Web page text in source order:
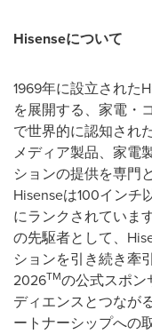
Hisenseについて
1969年に設立された
を展開する、家電・
で世界的に認知され
メディア製品、家電
ションの提供を専門
Hisenseは100インチ
にランクされていま
の先駆者として、
ションを引き続き牽
2026TMの公式スポン
ディエンスとつなが
ートナーシップへの